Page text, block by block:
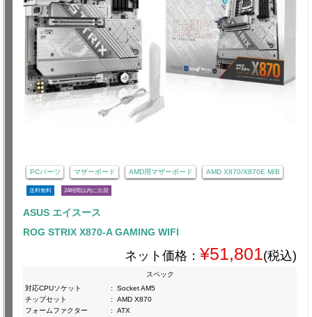
PCパーツ マザーボード AMD用マザーボード AMD X870/X870E M/B
送料無料 24時間以内に出荷
ASUS エイスース
ROG STRIX X870-A GAMING WIFI
ネット価格： ¥51,801(税込)
スペック
対応CPUソケット
:
Socket AM5
チップセット
:
AMD X870
フォームファクター
:
ATX